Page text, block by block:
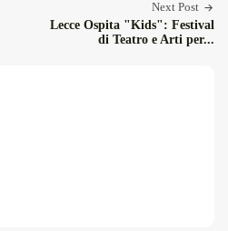
Next Post
Lecce Ospita "Kids": Festival
di Teatro e Arti per...